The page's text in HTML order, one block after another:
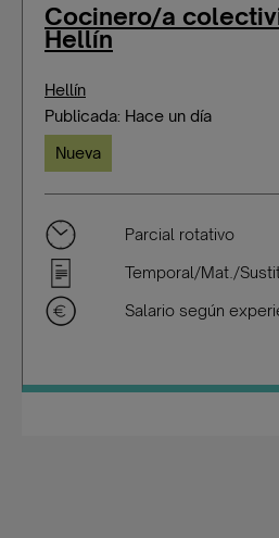
Cocinero/a
Hellín
Hellín
Publicada: Hace un día
Nueva
Parcial rotativo
Temporal/Mat./
Salario según